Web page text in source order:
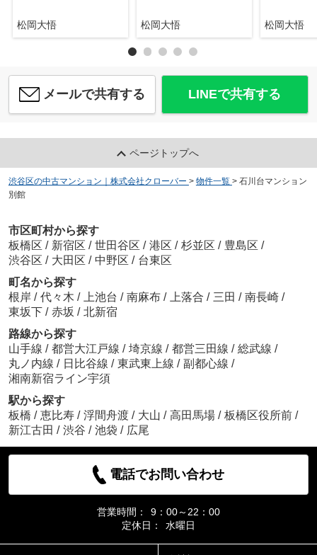
松岡大悟 松岡大悟 松岡大悟
メールで共有する LINEで共有する
ページトップへ
渋谷区の中古マンション｜株式会社クローバー > 物件一覧 > 石川台マンション
別館
市区町村から探す
板橋区 / 新宿区 / 世田谷区 / 港区 / 杉並区 / 豊島区 /
渋谷区 / 大田区 / 中野区 / 台東区
町名から探す
根岸 / 代々木 / 上池台 / 南麻布 / 上落合 / 三田 / 南長崎 /
東坂下 / 赤坂 / 北新宿
路線から探す
山手線 / 都営大江戸線 / 埼京線 / 都営三田線 / 総武線 /
丸ノ内線 / 日比谷線 / 東武東上線 / 副都心線 /
湘南新宿ライン宇須
駅から探す
板橋 / 恵比寿 / 浮間舟渡 / 大山 / 高田馬場 / 板橋区役所前 /
新江古田 / 渋谷 / 池袋 / 広尾
電話でお問い合わせ
営業時間：
9：00～22：00
定休日：
水曜日